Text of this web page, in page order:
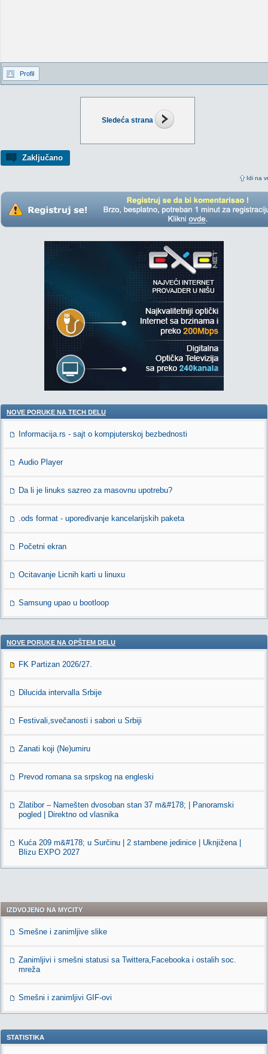
Sledeća strana
Zaključano
Idi na
Profil
NOVE PORUKE NA TECH DELU
Informacija.rs - sajt o kompjuterskoj bezbednosti
Audio Player
Da li je linuks sazreo za masovnu upotrebu?
.ods format - upoređivanje kancelarijskih paketa
Početni ekran
Ocitavanje Licnih karti u linuxu
Samsung upao u bootloop
NOVE PORUKE NA OPŠTEM DELU
FK Partizan 2026/27.
Dilucida intervalla Srbije
Festivali,svečanosti i sabori u Srbiji
Zanati koji (Ne)umiru
Prevod romana sa srpskog na engleski
Zlatibor – Namešten dvosoban stan 37 m&#178; | Panoramski
pogled | Direktno od vlasnika
Kuća 209 m&#178; u Surčinu | 2 stambene jedinice | Uknjižena |
Blizu EXPO 2027
IZDVOJENO NA MYCITY
Smešne i zanimljive slike
Zanimljivi i smešni statusi sa Twittera,Facebooka i ostalih soc.
mreža
Smešni i zanimljivi GIF-ovi
STATISTIKA